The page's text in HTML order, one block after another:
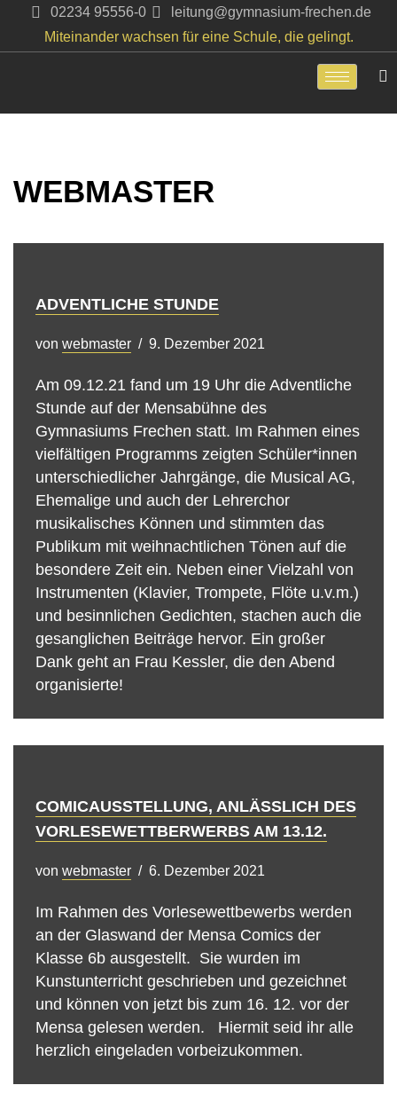
Zum
02234 95556-0
leitung@gymnasium-frechen.de
Miteinander wachsen für eine Schule, die gelingt.
WEBMASTER
ADVENTLICHE STUNDE
von webmaster 9. Dezember 2021
Am 09.12.21 fand um 19 Uhr die Adventliche
Stunde auf der Mensabühne des
Gymnasiums Frechen statt. Im Rahmen eines
vielfältigen Programms zeigten Schüler*innen
unterschiedlicher Jahrgänge, die Musical AG,
Ehemalige und auch der Lehrerchor
musikalisches Können und stimmten das
Publikum mit weihnachtlichen Tönen auf die
besondere Zeit ein. Neben einer Vielzahl von
Instrumenten (Klavier, Trompete, Flöte u.v.m.)
und besinnlichen Gedichten, stachen auch die
gesanglichen Beiträge hervor. Ein großer
Dank geht an Frau Kessler, die den Abend
organisierte!
COMICAUSSTELLUNG, ANLÄSSLICH DES
VORLESEWETTBERWERBS AM 13.12.
von webmaster 6. Dezember 2021
Im Rahmen des Vorlesewettbewerbs werden
an der Glaswand der Mensa Comics der
Klasse 6b ausgestellt. Sie wurden im
Kunstunterricht geschrieben und gezeichnet
und können von jetzt bis zum 16. 12. vor der
Mensa gelesen werden. Hiermit seid ihr alle
herzlich eingeladen vorbeizukommen.